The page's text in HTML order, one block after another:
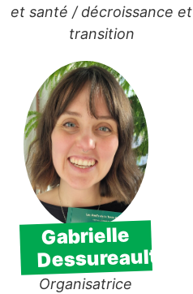
et santé / décroissance et
transition
Gabrielle
Dessureault
Organisatrice